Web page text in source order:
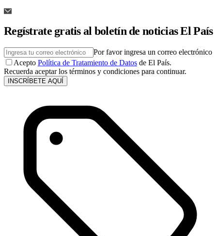
Regístrate gratis al boletín de noticias El País
Por favor ingresa un correo electrónico
Acepto Política de Tratamiento de Datos de El País.
Recuerda aceptar los términos y condiciones para continuar.
INSCRÍBETE AQUÍ